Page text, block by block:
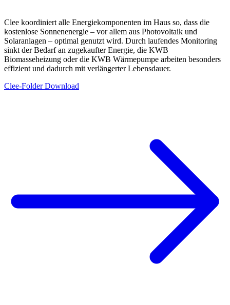
Clee koordiniert alle Energiekomponenten im Haus so, dass die
kostenlose Sonnenenergie – vor allem aus Photovoltaik und
Solaranlagen – optimal genutzt wird. Durch laufendes Monitoring
sinkt der Bedarf an zugekaufter Energie, die KWB
Biomasseheizung oder die KWB Wärmepumpe arbeiten besonders
effizient und dadurch mit verlängerter Lebensdauer.
Clee-Folder Download